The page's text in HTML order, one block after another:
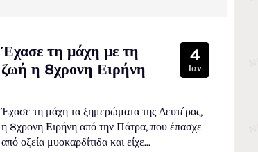
Έχασε τη μάχη με τη
ζωή η 8χρονη Ειρήνη
4
Ιαν
Έχασε τη μάχη τα ξημερώματα της Δευτέρας,
η 8χρονη Ειρήνη από την Πάτρα, που έπασχε
από οξεία μυοκαρδίτιδα και είχε...